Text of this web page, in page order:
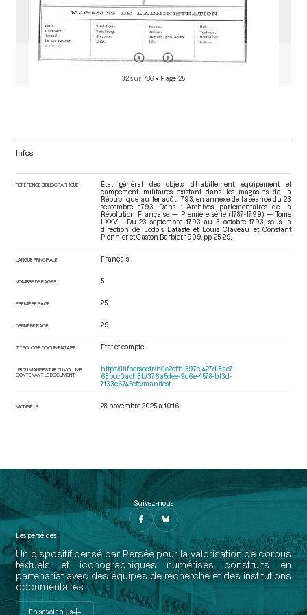
32 sur 786 • Page 25
Infos
RÉFÉRENCE BIBLIOGRAPHIQUE
État général des objets d'habillement, équipement et
campement militaires existant dans les magasins de la
République au 1er août 1793, en annexe de la séance du 23
septembre 1793. Dans : Archives parlementaires de la
Révolution Française — Première série (1787-1799) — Tome
LXXV - Du 23 septembre 1793 au 3 octobre 1793
, sous la
direction de Lodoïs Lataste et Louis Claveau et Constant
Pionnier et Gaston Barbier. 1909. pp. 25-29.
LANGUE PRINCIPALE Français
NOMBRE DE PAGES 5
PREMIÈRE PAGE 25
DERNIÈRE PAGE 29
TYPOLOGIE DOCUMENTAIRE État et compte
URI DU MANIFEST IIIF DU VOLUME
CONTENANT LE DOCUMENT
https://iiif.persee.fr/b0e2cf11-597c-427d-8ac7-
68bcc0acf13b/376a5dee-9c6e-4578-b13d-
7f33e6745cfc/manifest
MODIFIÉ LE 28 novembre 2025 à 10:16
Suivez-nous
Les perséides
Un dispositif pensé par Persée pour la valorisation de corpus
textuels et iconographiques numérisés construits en
partenariat avec des équipes de recherche et des institutions
documentaires.
En savoir plus